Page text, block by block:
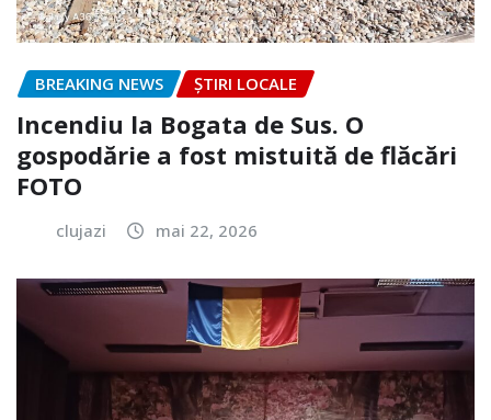
BREAKING NEWS ȘTIRI LOCALE
Incendiu la Bogata de Sus. O
gospodărie a fost mistuită de flăcări
FOTO
clujazi mai 22, 2026